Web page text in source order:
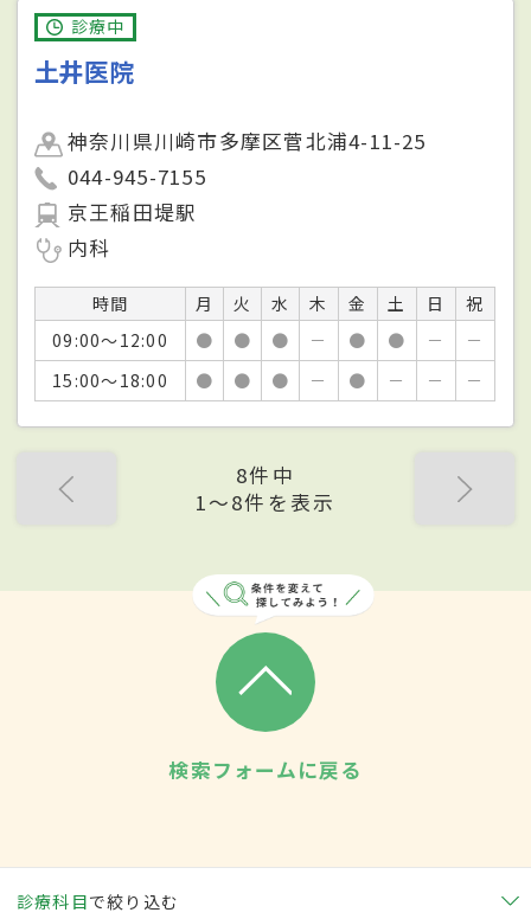
診療中
土井医院
神奈川県川崎市多摩区菅北浦4-11-25
044-945-7155
京王稲田堤駅
内科
時間 月 火 水 木 金 土 日
祝
09:00～12:00
● ● ● － ● ● －
－
15:00～18:00
● ● ● － ● － － －
8件中
1〜8件を表示
検索フォームに戻る
診療科目で絞り込む